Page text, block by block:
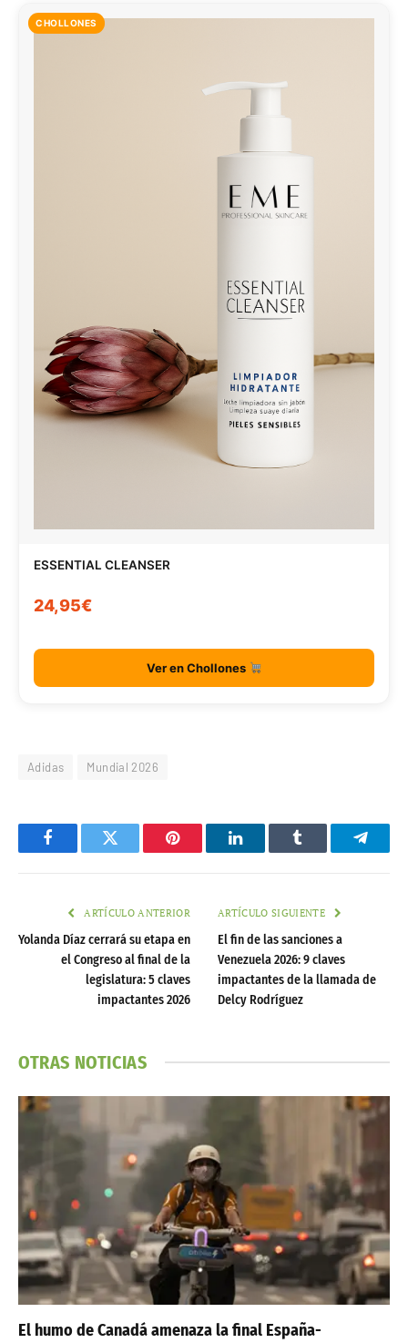
CHOLLONES
ESSENTIAL CLEANSER
24,95€
Ver en Chollones
Adidas Mundial 2026
FacebookTwitter Pinterest LinkedInTumblr
ARTÍCULO ANTERIOR
Yolanda Díaz cerrará su etapa en
el Congreso al final de la
legislatura: 5 claves
impactantes 2026
ARTÍCULO SIGUIENTE
El fin de las sanciones a
Venezuela 2026: 9 claves
impactantes de la llamada de
Delcy Rodríguez
OTRAS NOTICIAS
El humo de Canadá amenaza la final España-